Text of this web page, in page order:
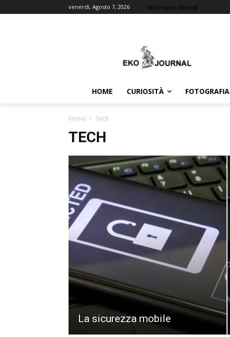
venerdì, Agosto 7, 2026 No menu items!
HOME CURIOSITÀ FOTOGRAFIA
Home Tech
TECH
La sicurezza mobile